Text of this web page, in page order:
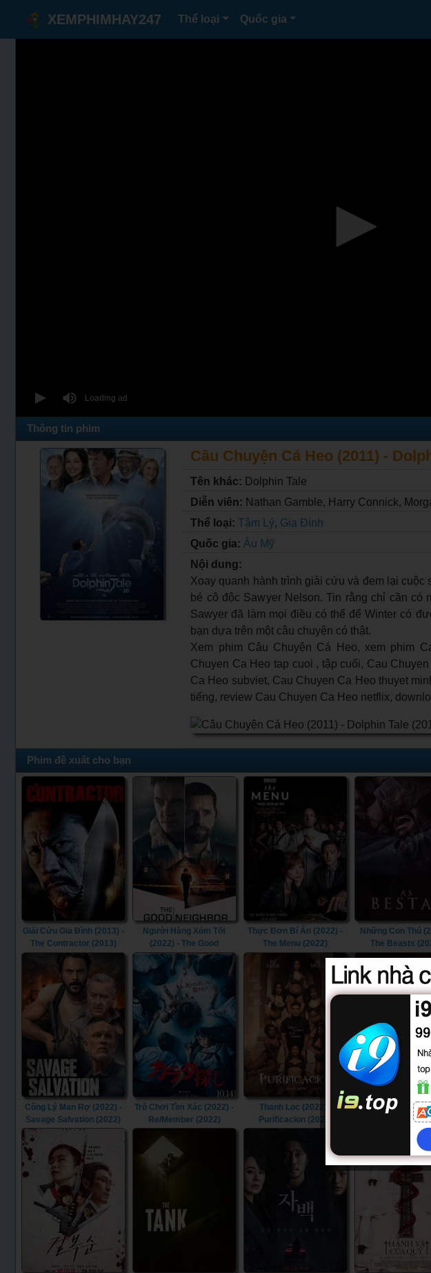
XEMPHIMHAY247 Thể loại Quốc gia
Thông tin phim
Câu Chuyện Cá Heo (2011) -
Tên khác: Dolphin Tale
Diễn viên: Nathan Gamble, Harry Connick,
Thể loại:Tâm Lý, Gia Đình
Quốc gia: Âu Mỹ
Nội dung:
Xoay quanh hành trình giải cứu và đem lại
bé cô độc Sawyer Nelson. Tin rằng chỉ cần
Sawyer đã làm mọi điều có thể để Winter có
bạn dựa trên một câu chuyện có thật.
Xem phim Câu Chuyện Cá Heo, xem phim
Chuyen Ca Heo tap cuoi , tập cuối, Cau
Ca Heo subviet, Cau Chuyen Ca Heo thuyet
tiếng, review Cau Chuyen Ca Heo netflix,
Phim đề xuất cho bạn
Giải Cứu Gia Đình (2013) -
The Contractor (2013)
Người Hàng Xóm Tốt
(2022) - The Good
Neighbor (2022)
Thực Đơn Bí Ẩn (2022) -
The Menu (2022)
Những Con Thú
The Beasts
Công Lý Man Rợ (2022) -
Savage Salvation (2022)
Trò Chơi Tìm Xác (2022) -
Re/Member (2022)
Thanh Lọc (2022) -
Purificacion (2022)
Khi Hart Ra Tay
Die Hart